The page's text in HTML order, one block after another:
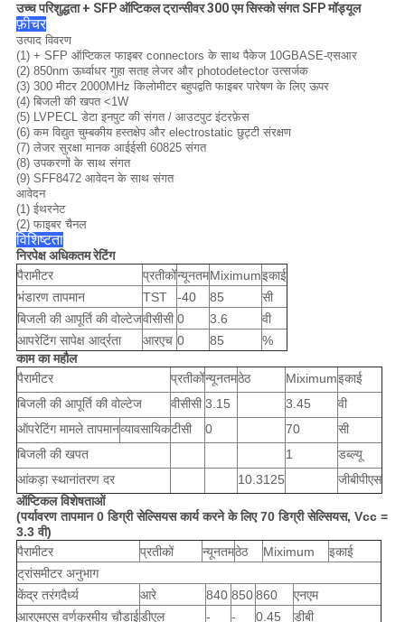
उच्च परिशुद्धता + SFP ऑप्टिकल ट्रान्सीवर 300 एम सिस्को संगत SFP मॉड्यूल
फ़ीचर
उत्पाद विवरण
(1) + SFP ऑप्टिकल फाइबर connectors के साथ पैकेज 10GBASE-एसआर
(2) 850nm ऊर्ध्वाधर गुहा सतह लेजर और photodetector उत्सर्जक
(3) 300 मीटर 2000MHz किलोमीटर बहुपद्वति फाइबर पारेषण के लिए ऊपर
(4) बिजली की खपत <1W
(5) LVPECL डेटा इनपुट की संगत / आउटपुट इंटरफ़ेस
(6) कम विद्युत चुम्बकीय हस्तक्षेप और electrostatic छुट्टी संरक्षण
(7) लेजर सुरक्षा मानक आईईसी 60825 संगत
(8) उपकरणों के साथ संगत
(9) SFF8472 आवेदन के साथ संगत
आवेदन
(1) ईथरनेट
(2) फाइबर चैनल
विशिष्टता
निरपेक्ष अधिकतम रेटिंग
पैरामीटर
प्रतीकोंन्यूनतमMiximumइकाई
भंडारण तापमान
TST -40 85
सी
बिजली की आपूर्ति की वोल्टेजवीसीसी 0 3.6
वी
आपरेटिंग सापेक्ष आर्द्रता
आरएच 0 85
%
काम का महौल
पैरामीटर
प्रतीकोंन्यूनतमठेठ Miximumइकाई
बिजली की आपूर्ति की वोल्टेज
वीसीसी 3.15 3.45
वी
ऑपरेटिंग मामले तापमानव्यावसायिकटीसी 0 70
सी
बिजली की खपत
1
डब्ल्यू
आंकड़ा स्थानांतरण दर
10.3125
जीबीपीएस
ऑप्टिकल विशेषताओं
(पर्यावरण तापमान 0 डिग्री सेल्सियस कार्य करने के लिए 70 डिग्री सेल्सियस, Vcc =
3.3 वी)
पैरामीटर
प्रतीकों न्यूनतमठेठ Miximum
इकाई
ट्रांसमीटर अनुभाग
केंद्र तरंगदैर्ध्य
आरे 840 850860
एनएम
आरएमएस वर्णक्रमीय चौड़ाईडीएल - - 0.45 डीबी